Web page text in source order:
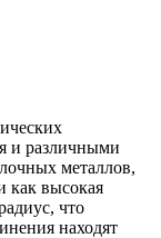
и различными
металлов,
как высокая
что
находят